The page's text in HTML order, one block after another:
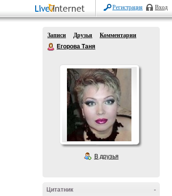
Регистрация Вход
Записи Друзья
Комментарии
Егорова Таня
В друзья
-
Цитатник